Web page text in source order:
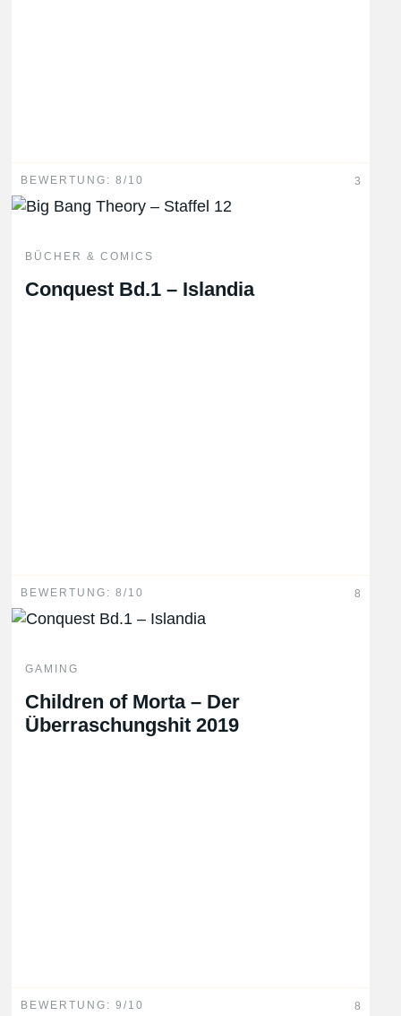
BEWERTUNG: 8/10 3
BÜCHER & COMICS
Conquest Bd.1 – Islandia
BEWERTUNG: 8/10 8
GAMING
Children of Morta – Der
Überraschungshit 2019
BEWERTUNG: 9/10 8